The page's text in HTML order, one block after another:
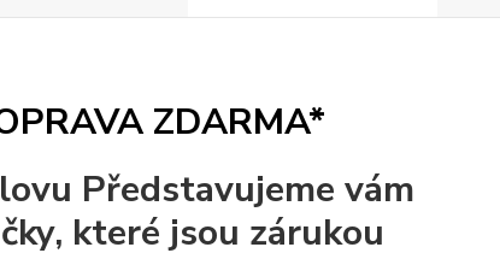
ZDARMA*
Představujeme vám
které jsou zárukou